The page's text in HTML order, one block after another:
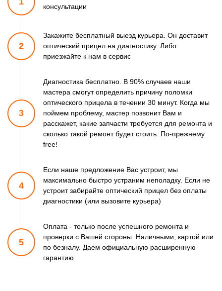
консультации
2
Закажите бесплатный выезд курьера. Он доставит
оптический прицел на диагностику. Либо
приезжайте к нам в сервис
3
Диагностика бесплатно. В 90% случаев наши
мастера смогутопределить причину поломки
оптического прицела в течении 30 минут. Когда мы
поймем проблему, мастер позвонит Вам и
расскажет, какие запчасти требуется для ремонта и
сколько такой ремонтбудет стоить. По-прежнему
free!
4
Если наше предложение Вас устроит, мы
максимально быстро устраним неполадку. Если не
устроит забирайте оптический прицел без оплаты
диагностики (или вызовите курьера)
5
Оплата - только после успешного ремонта и
проверки с Вашей стороны. Наличными, картой или
по безналу. Даем официальную расширенную
гарантию